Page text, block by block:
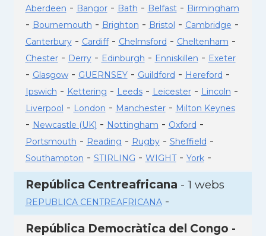
Aberdeen - Bangor- Bath - Belfast- Birmingham
- Bournemouth - Brighton - Bristol - Cambridge -
Canterbury- Cardiff- Chelmsford - Cheltenham -
Chester- Derry- Edinburgh - Enniskillen - Exeter
- Glasgow- GUERNSEY- Guildford - Hereford -
Ipswich - Kettering - Leeds- Leicester- Lincoln -
Liverpool - London - Manchester- Milton Keynes
- Newcastle (UK) - Nottingham - Oxford -
Portsmouth - Reading - Rugby- Sheffield -
Southampton - STIRLING - WIGHT- York-
República Centreafricana - 1 webs
REPUBLICA CENTREAFRICANA-
República Democràtica del Congo -